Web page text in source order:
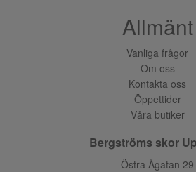
Allmänt
Vanliga frågor
Om oss
Kontakta oss
Öppettider
Våra butiker
Bergströms skor
Östra Ågatan 29